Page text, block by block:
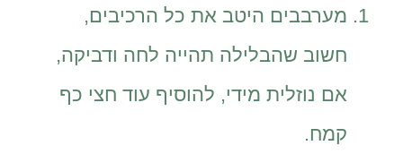
מערבבים היטב את כל הרכיבים,
חשוב שהבלילה תהייה לחה ודביקה,
אם נוזלית מידי, להוסיף עוד חצי כף
קמח.